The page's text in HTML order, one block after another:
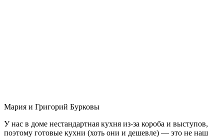
Мария и Григорий Бурковы
У нас в доме нестандартная кухня из-за короба и выступов,
поэтому готовые кухни (хоть они и дешевле) — это не наш